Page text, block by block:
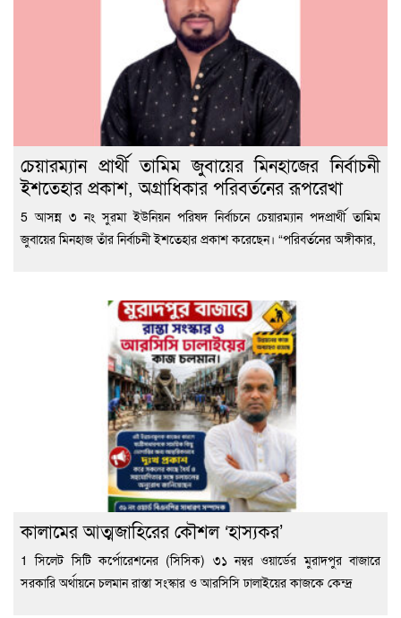
চেয়ারম্যান প্রার্থী তামিম জুবায়ের মিনহাজের নির্বাচনী
ইশতেহার প্রকাশ, অগ্রাধিকার পরিবর্তনের রূপরেখা
5 আসন্ন ৩ নং সুরমা ইউনিয়ন পরিষদ নির্বাচনে চেয়ারম্যান পদপ্রার্থী তামিম
জুবায়ের মিনহাজ তাঁর নির্বাচনী ইশতেহার প্রকাশ করেছেন। “পরিবর্তনের অঙ্গীকার,
কালামের আত্মজাহিরের কৌশল ‘হাস্যকর’
1 সিলেট সিটি কর্পোরেশনের (সিসিক) ৩১ নম্বর ওয়ার্ডের মুরাদপুর বাজারে
সরকারি অর্থায়নে চলমান রাস্তা সংস্কার ও আরসিসি ঢালাইয়ের কাজকে কেন্দ্র